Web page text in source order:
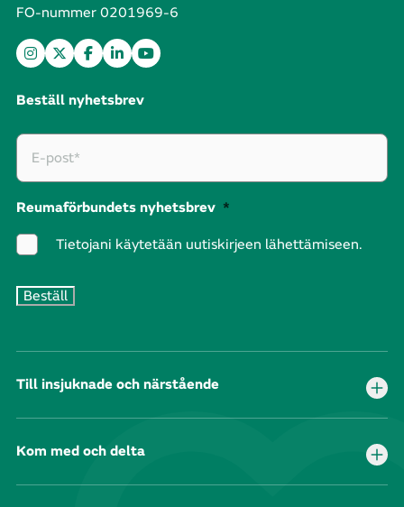
FO-nummer 0201969-6
Beställ nyhetsbrev
Reumaförbundets nyhetsbrev *
Tietojani käytetään uutiskirjeen lähettämiseen.
Till insjuknade och närstående
Kom med och delta